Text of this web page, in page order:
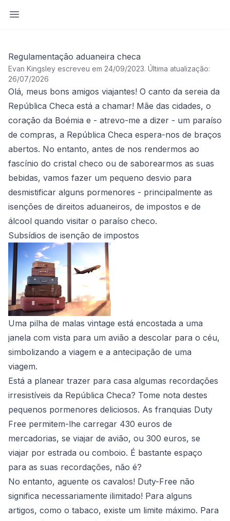
Abrir barra lateral
Regulamentação aduaneira checa
Evan Kingsley escreveu em 24/09/2023. Última atualização:
26/07/2026
Olá, meus bons amigos viajantes! O canto da sereia da
República Checa está a chamar! Mãe das cidades, o
coração da Boémia e - atrevo-me a dizer - um paraíso
de compras, a República Checa espera-nos de braços
abertos. No entanto, antes de nos rendermos ao
fascínio do cristal checo ou de saborearmos as suas
bebidas, vamos fazer um pequeno desvio para
desmistificar alguns pormenores - principalmente as
isenções de direitos aduaneiros, de impostos e de
álcool quando visitar o paraíso checo.
Subsídios de isenção de impostos
Uma pilha de malas vintage está encostada a uma
janela com vista para um avião a descolar para o céu,
simbolizando a viagem e a antecipação de uma
viagem.
Está a planear trazer para casa algumas recordações
irresistíveis da República Checa? Tome nota destes
pequenos pormenores deliciosos. As franquias Duty
Free permitem-lhe carregar 430 euros de
mercadorias, se viajar de avião, ou 300 euros, se
viajar por estrada ou comboio. É bastante espaço
para as suas recordações, não é?
No entanto, aguente os cavalos! Duty-Free não
significa necessariamente ilimitado! Para alguns
artigos, como o tabaco, existe um limite máximo. Para